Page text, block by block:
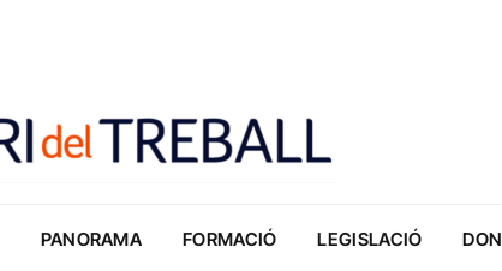
PANORAMA FORMACIÓ LEGISLACIÓ